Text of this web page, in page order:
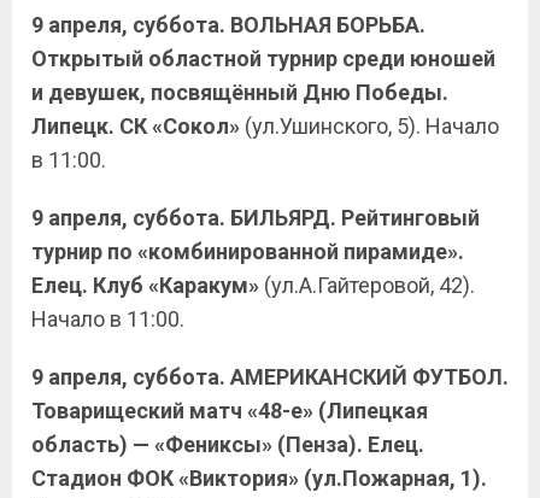
9 апреля, суббота. ВОЛЬНАЯ БОРЬБА.
Открытый областной турнир среди юношей
и девушек, посвящённый Дню Победы.
Липецк. СК «Сокол» (ул.Ушинского, 5). Начало
в 11:00.
9 апреля, суббота. БИЛЬЯРД. Рейтинговый
турнир по «комбинированной пирамиде».
Елец. Клуб «Каракум» (ул.А.Гайтеровой, 42).
Начало в 11:00.
9 апреля, суббота. АМЕРИКАНСКИЙ ФУТБОЛ.
Товарищеский матч «48-е» (Липецкая
область) — «Фениксы» (Пенза). Елец.
Стадион ФОК «Виктория» (ул.Пожарная, 1).